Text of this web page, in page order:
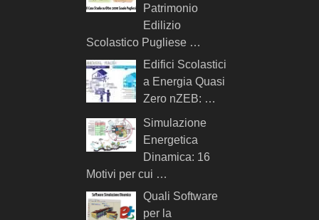
Patrimonio
Edilizio
Scolastico Pugliese …
Edifici Scolastici
a Energia Quasi
Zero nZEB: …
Simulazione
Energetica
Dinamica: 16
Motivi per cui …
Quali Software
per la